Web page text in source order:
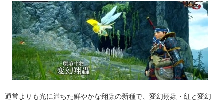
通常よりも光に満ちた鮮やかな翔蟲の新種で、変幻翔蟲・紅と変幻